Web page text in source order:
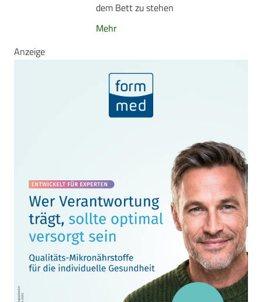
dem Bett zu stehen
Mehr
Anzeige